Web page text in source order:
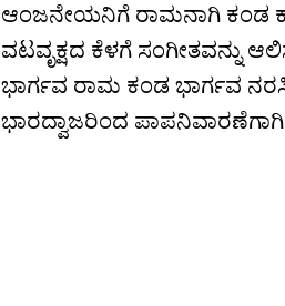
ಆಂಜನೇಯನಿಗೆ ರಾಮನಾಗಿ ಕಂಡ
ವಟವೃಕ್ಷದ ಕೆಳಗೆ ಸಂಗೀತವನ್ನು
ಭಾರ್ಗವ ರಾಮ ಕಂಡ ಭಾರ್ಗವ
ಭಾರದ್ವಾಜರಿಂದ